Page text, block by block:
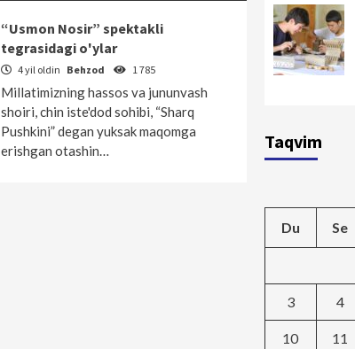
“Usmon Nosir” spektakli
tegrasidagi o'ylar
4 yil oldin Behzod 1 785
Millatimizning hassos va jununvash
shoiri, chin iste'dod sohibi, “Sharq
Pushkini” degan yuksak maqomga
erishgan otashin…
Taqvim
Du Se
3 4
10 11